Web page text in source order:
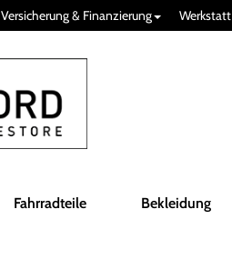
Versicherung & Finanzierung Werkstatt
Fahrradteile Bekleidung